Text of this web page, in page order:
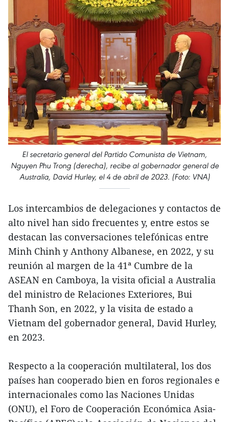
El secretario general del Partido Comunista de Vietnam,
Nguyen Phu Trong (derecha), recibe al gobernador general de
Australia, David Hurley, el 4 de abril de 2023. (Foto: VNA)
Los intercambios de delegaciones y contactos de
alto nivel han sido frecuentes y, entre estos se
destacan las conversaciones telefónicas entre
Minh Chinh y Anthony Albanese, en 2022, y su
reunión al margen de la 41ª Cumbre de la
ASEAN en Camboya, la visita oficial a Australia
del ministro de Relaciones Exteriores, Bui
Thanh Son, en 2022, y la visita de estado a
Vietnam del gobernador general, David Hurley,
en 2023.
Respecto a la cooperación multilateral, los dos
países han cooperado bien en foros regionales e
internacionales como las Naciones Unidas
(ONU), el Foro de Cooperación Económica Asia-